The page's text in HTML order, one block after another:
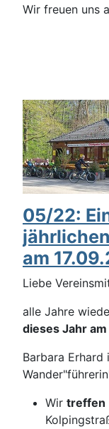
Wir freuen uns
05/22:
am
Liebe
alle Jahre
dieses Jahr am
Barbara
Wir treffen